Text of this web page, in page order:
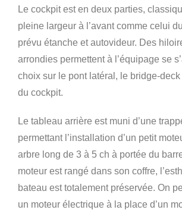
Le cockpit est en deux parties,
pleine largeur à l’avant comme celui
prévu étanche et autovideur. Des
arrondies permettent à l’équipage se
choix sur le pont latéral, le bridge-
du cockpit.
Le tableau arrière est muni d’une
permettant l’installation d’un petit
arbre long de 3 à 5 ch à portée du
moteur est rangé dans son coffre,
bateau est totalement préservée. On
un moteur électrique à la place d’un